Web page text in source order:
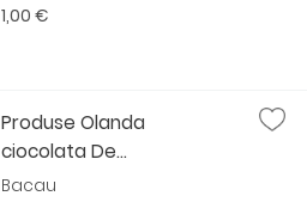
1,00 €
Produse Olanda
ciocolata De...
Bacau